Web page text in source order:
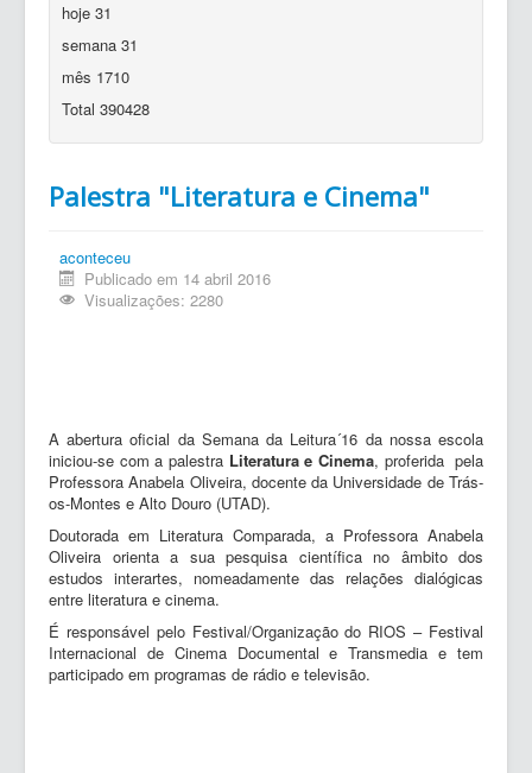
hoje 31
semana 31
mês 1710
Total 390428
Palestra "Literatura e Cinema"
aconteceu
Publicado em 14 abril 2016
Visualizações: 2280
A abertura oficial da Semana da Leitura´16 da nossa escola
iniciou-se com a palestra Literatura e Cinema, proferida pela
Professora Anabela Oliveira, docente da Universidade de Trás-
os-Montes e Alto Douro (UTAD).
Doutorada em Literatura Comparada, a Professora Anabela
Oliveira orienta a sua pesquisa científica no âmbito dos
estudos interartes, nomeadamente das relações dialógicas
entre literatura e cinema.
É responsável pelo Festival/Organização do RIOS – Festival
Internacional de Cinema Documental e Transmedia e tem
participado em programas de rádio e televisão.